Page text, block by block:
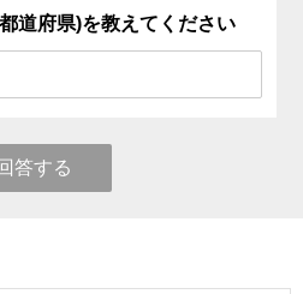
道府県)を教えてください
回答する